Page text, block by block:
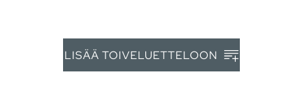
LISÄÄ TOIVELUETTELOON